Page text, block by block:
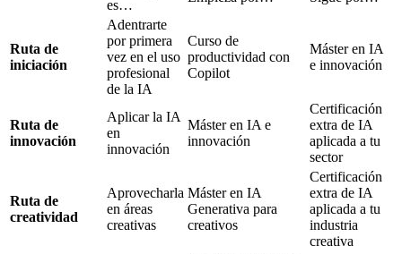
es…
Ruta de
iniciación
Adentrarte
por primera
vez en el uso
profesional
de la IA
Curso de
productividad con
Copilot
Máster en IA
e innovación
Ruta de
innovación
Aplicar la IA
en
innovación
Máster en IA e
innovación
Certificación
extra de IA
aplicada a tu
sector
Ruta de
creatividad
Aprovecharla
en áreas
creativas
Máster en IA
Generativa para
creativos
Certificación
extra de IA
aplicada a tu
industria
creativa